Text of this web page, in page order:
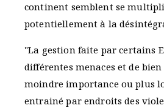
continent semblent se
potentiellement à la
"La gestion faite par certains
différentes menaces et de
moindre importance ou plus
entrainé par endroits des